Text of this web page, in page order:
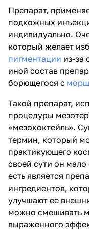
Препарат,
подкожных
индивидуально.
который желает
пигментации из-за
иной состав
борющегося с
Такой препарат,
процедуры
«мезококтейль».
термин, который
практикующего
своей сути он мало
есть является
ингредиентов,
улучшают ее
можно смешивать
выраженного